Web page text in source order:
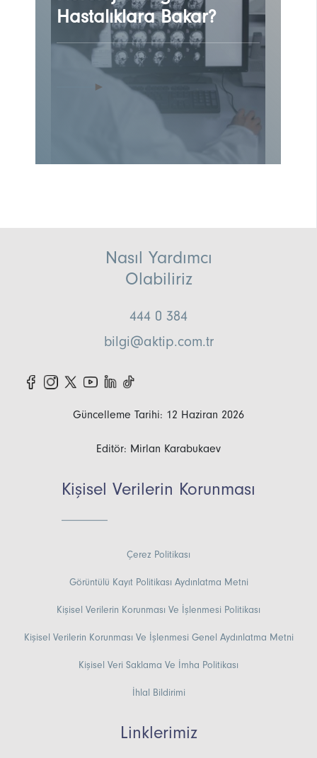
Hastalıklara Bakar?
Nasıl Yardımcı
Olabiliriz
444 0 384
bilgi@aktip.com.tr
Güncelleme Tarihi: 12 Haziran 2026
Editör: Mirlan Karabukaev
Kişisel Verilerin Korunması
Çerez Politikası
Görüntülü Kayıt Politikası Aydınlatma Metni
Kişisel Verilerin Korunması Ve İşlenmesi Politikası
Kişisel Verilerin Korunması Ve İşlenmesi Genel Aydınlatma Metni
Kişisel Veri Saklama Ve İmha Politikası
İhlal Bildirimi
Linklerimiz